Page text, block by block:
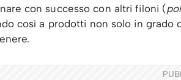
con successo con altri filoni (
così a prodotti non solo in grado